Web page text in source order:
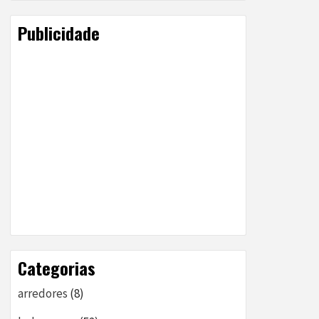
Publicidade
Categorias
arredores (8)